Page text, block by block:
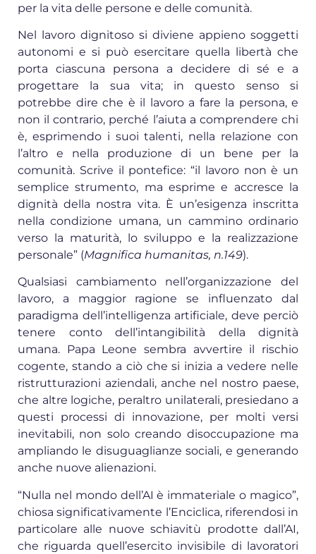
per la vita delle persone e delle comunità.
Nel lavoro dignitoso si diviene appieno soggetti
autonomi e si può esercitare quella libertà che
porta ciascuna persona a decidere di sé e a
progettare la sua vita; in questo senso si
potrebbe dire che è il lavoro a fare la persona, e
non il contrario, perché l’aiuta a comprendere chi
è, esprimendo i suoi talenti, nella relazione con
l’altro e nella produzione di un bene per la
comunità. Scrive il pontefice: “il lavoro non è un
semplice strumento, ma esprime e accresce la
dignità della nostra vita. È un’esigenza inscritta
nella condizione umana, un cammino ordinario
verso la maturità, lo sviluppo e la realizzazione
personale” (Magnifica humanitas, n.149).
Qualsiasi cambiamento nell’organizzazione del
lavoro, a maggior ragione se influenzato dal
paradigma dell’intelligenza artificiale, deve perciò
tenere conto dell’intangibilità della dignità
umana. Papa Leone sembra avvertire il rischio
cogente, stando a ciò che si inizia a vedere nelle
ristrutturazioni aziendali, anche nel nostro paese,
che altre logiche, peraltro unilaterali, presiedano a
questi processi di innovazione, per molti versi
inevitabili, non solo creando disoccupazione ma
ampliando le disuguaglianze sociali, e generando
anche nuove alienazioni.
“Nulla nel mondo dell’AI è immateriale o magico”,
chiosa significativamente l’Enciclica, riferendosi in
particolare alle nuove schiavitù prodotte dall’AI,
che riguarda quell’esercito invisibile di lavoratori